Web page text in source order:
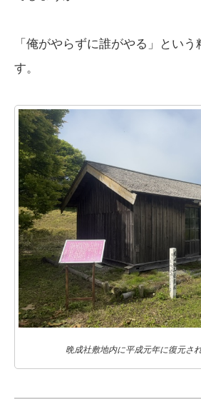
「俺がやらずに誰がやる」とい
す。
晩成社敷地内に平成元年に復元さ